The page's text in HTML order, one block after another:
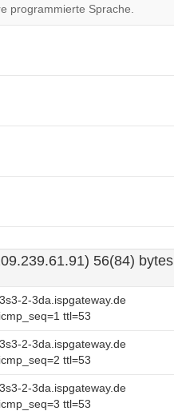
website?
programmierte Sprache.
56(84) bytes
2-3da.ispgateway.de
ttl=53
2-3da.ispgateway.de
ttl=53
2-3da.ispgateway.de
ttl=53